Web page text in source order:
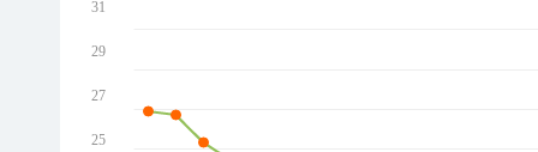
31
29
27
25